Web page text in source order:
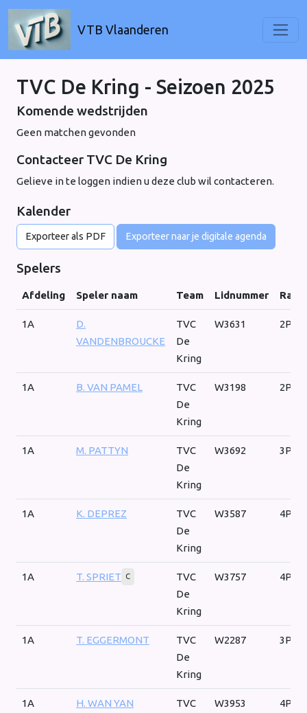
VTB Vlaanderen
TVC De Kring - Seizoen 2025
Komende wedstrijden
Geen matchen gevonden
Contacteer TVC De Kring
Gelieve in te loggen indien u deze club wil contacteren.
Kalender
Exporteer als PDF Exporteer naar je digitale agenda
Spelers
Afdeling Speler naam Team Lidnummer
1A
D.
VANDENBROUCKE
TVC
De
Kring
W3631 2P
1A B. VAN PAMEL
TVC
De
Kring
W3198 2P
1A M. PATTYN
TVC
De
Kring
W3692 3P
1A K. DEPREZ
TVC
De
Kring
W3587 4P
1A T. SPRIET C
TVC
De
Kring
W3757 4P
1A T. EGGERMONT
TVC
De
Kring
W2287 3P
1A H. WAN YAN
TVC
W3953 4P